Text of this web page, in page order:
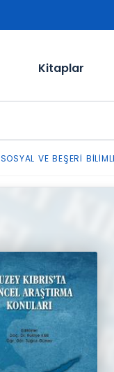
Kitaplar
SOSYAL VE BEŞERI